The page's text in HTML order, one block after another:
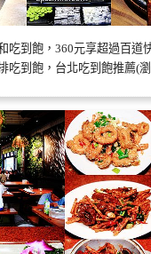
吃到飽，360元享超過百道
吃到飽，台北吃到飽推薦(